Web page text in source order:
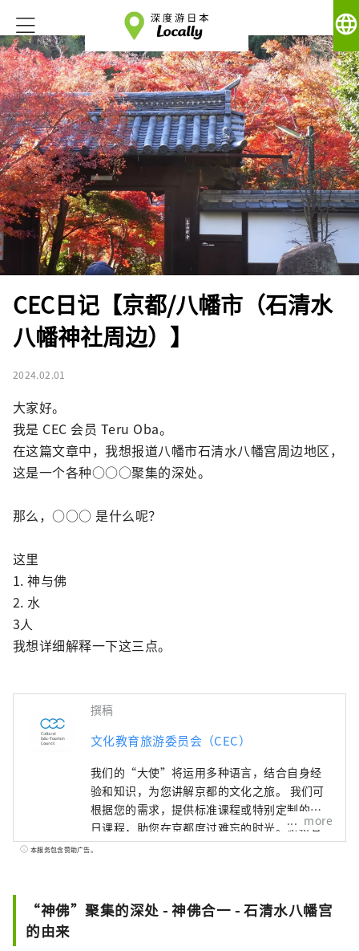
language
CEC日记【京都/八幡市（石清水
八幡神社周边）】
2024.02.01
大家好。
我是 CEC 会员 Teru Oba。
在这篇文章中，我想报道八幡市石清水八幡宫周边地区，
这是一个各种○○○聚集的深处。
那么，○○○ 是什么呢？
这里
1. 神与佛
2. 水
3人
我想详细解释一下这三点。
撰稿
文化教育旅游委员会（CEC）
我们的“大使”将运用多种语言，结合自身经
验和知识，为您讲解京都的文化之旅。 我们可
根据您的需求，提供标准课程或特别定制的一
日课程，助您在京都度过难忘的时光。您将有
机会了解和体验神社、寺庙、园林、现代建
提供各种特别体验，从利用独特场地举办的活
动，到让您充分体验四季京都文化的方案。
more
本服务包含赞助广告。
“神佛”聚集的深处 - 神佛合一 - 石清水八幡宫
的由来